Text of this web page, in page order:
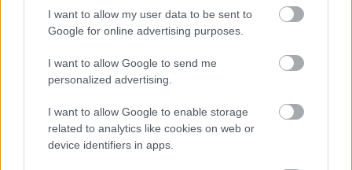
I want to allow my user data to be sent to
Google for online advertising purposes.
I want to allow Google to send me
personalized advertising.
I want to allow Google to enable storage
related to analytics like cookies on web or
device identifiers in apps.
levanduľa! 7 fialových
krások, ktoré rozžiaria
vašu záhradu
ochabnuté izbové
rastliny? Pravda vás